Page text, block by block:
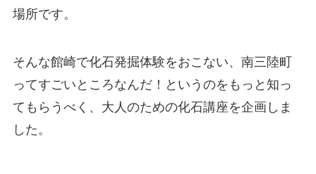
場所です。
そんな館崎で化石発掘体験をおこない、南三陸町
ってすごいところなんだ！というのをもっと知っ
てもらうべく、大人のための化石講座を企画しま
した。